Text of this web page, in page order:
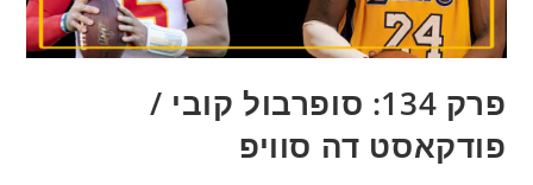
פרק 134: סופרבול קובי /
פודקאסט דה סוויפ